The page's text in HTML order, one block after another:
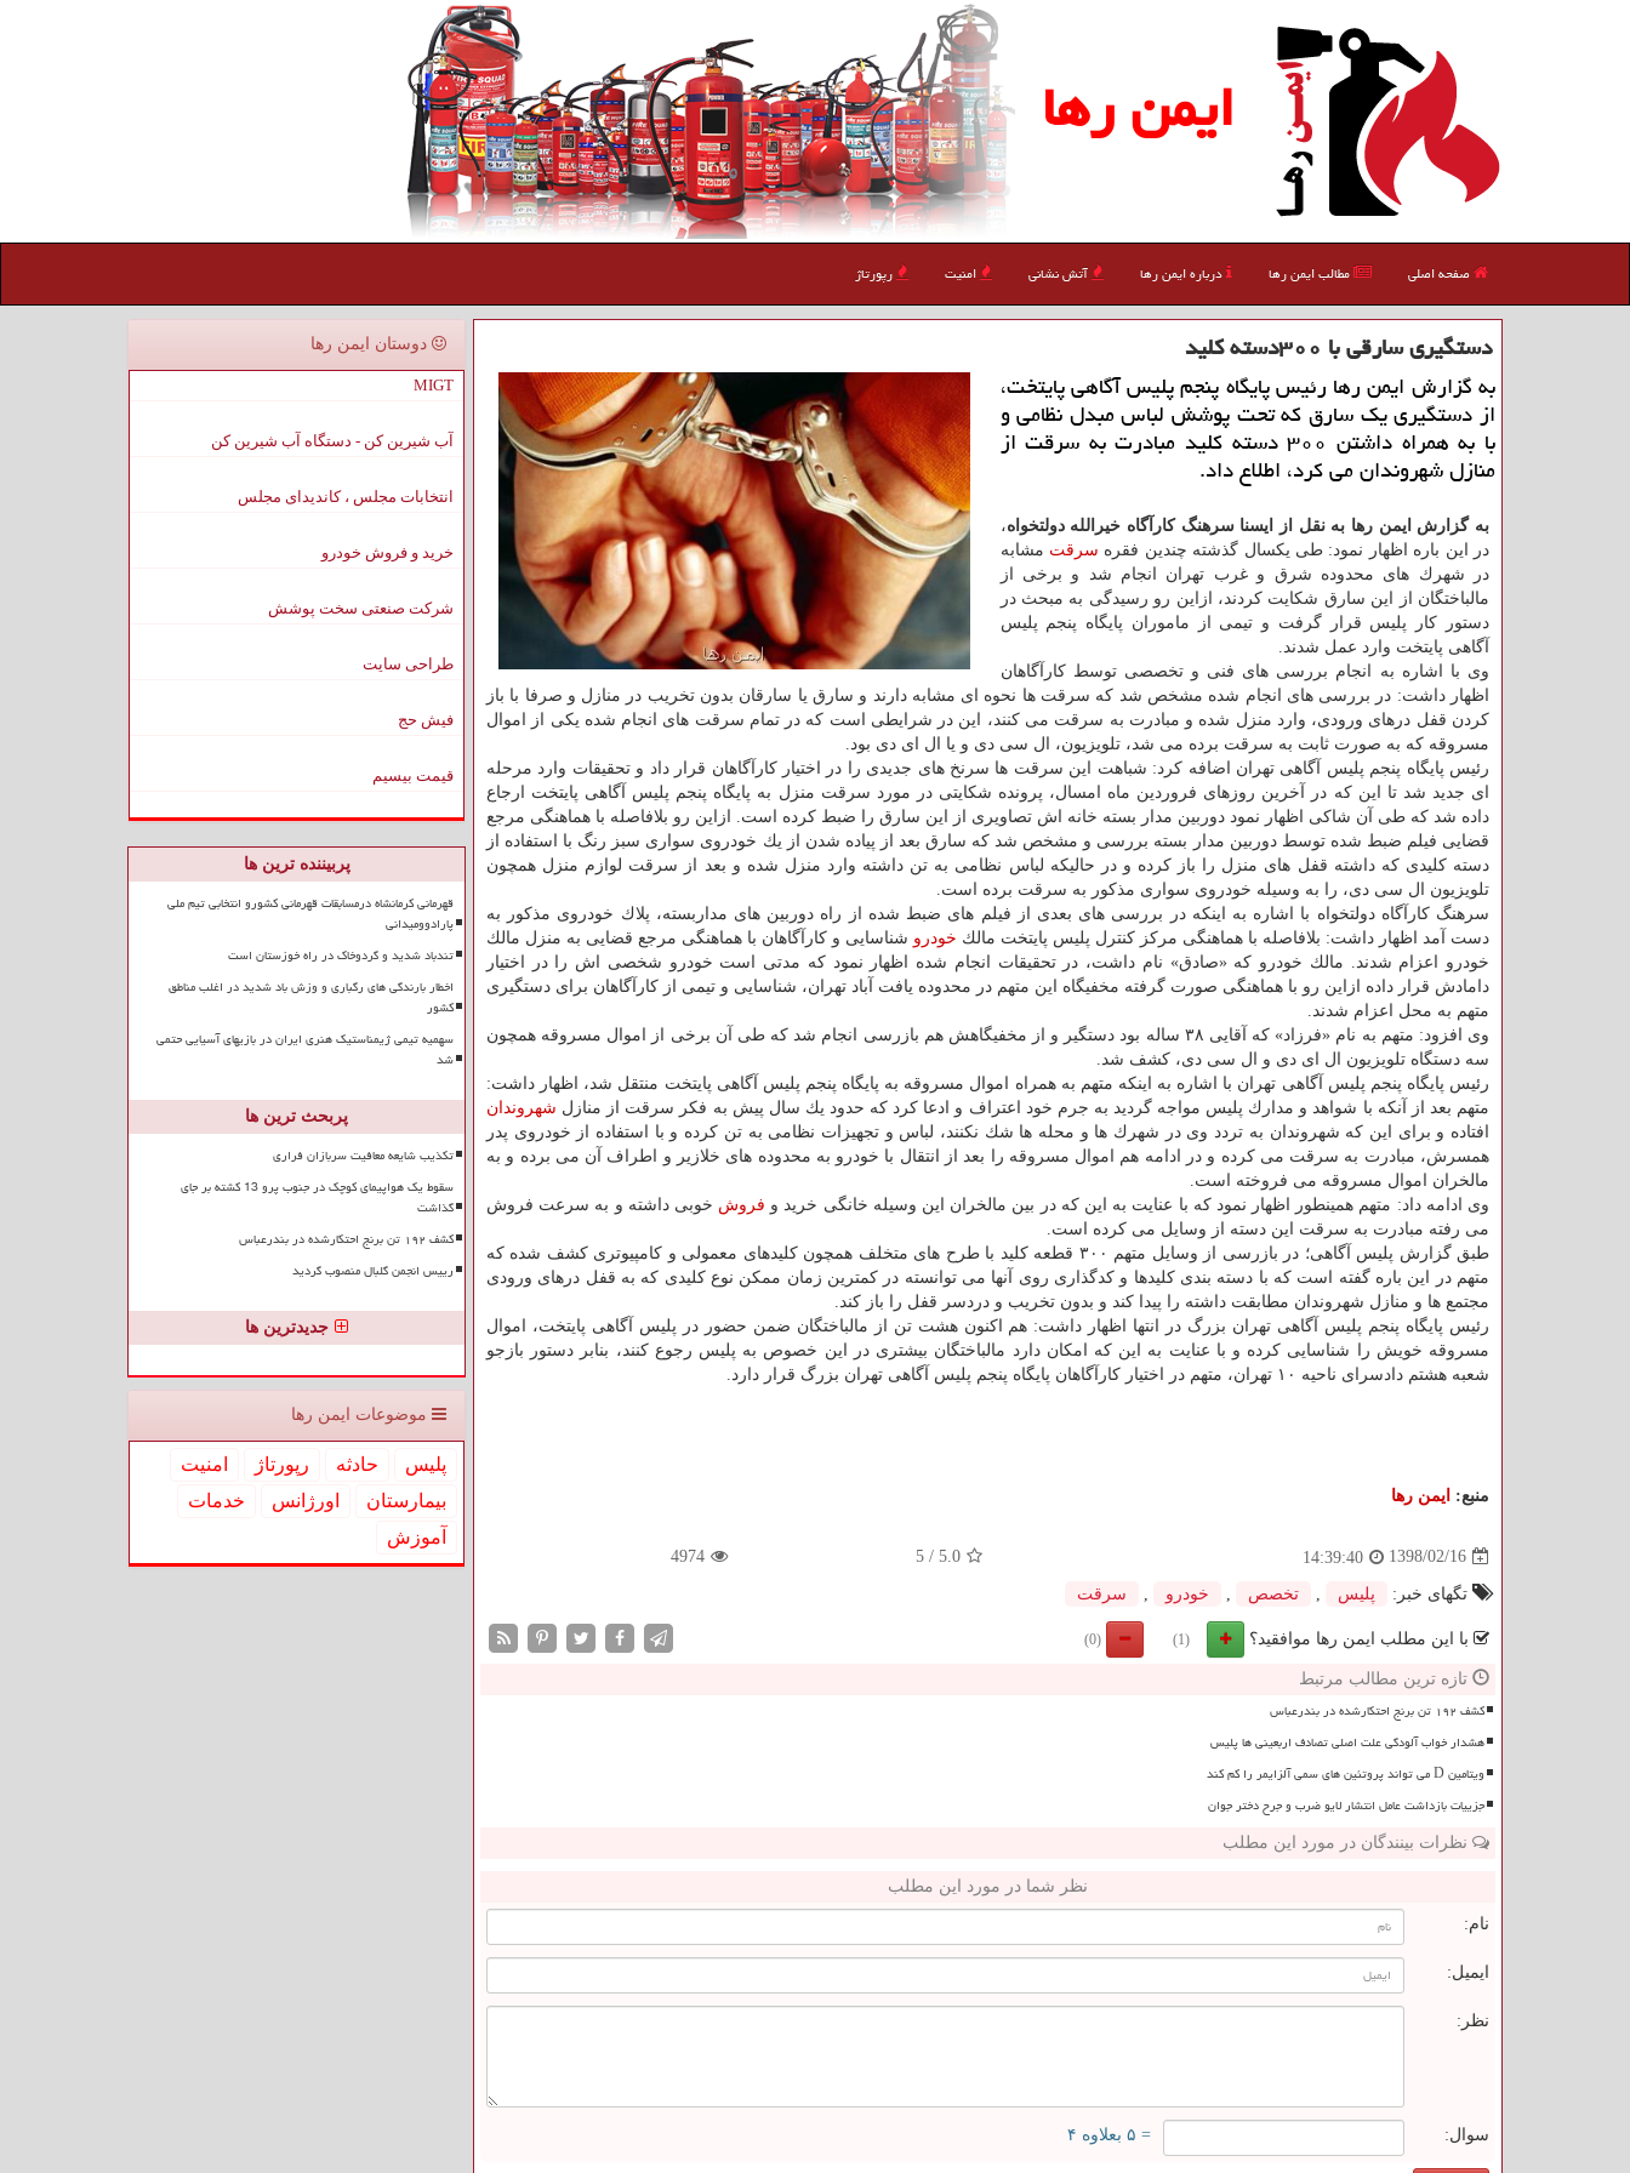
ایمن رها
صفحه اصلی مطالب ایمن رها درباره ایمن رها آتش نشانی امنیت رپورتاژ
دستگیری سارقی با ۳۰۰دسته كلید
به گزارش ایمن رها رئیس پایگاه پنجم پلیس آگاهی پایتخت،
از دستگیری یك سارق كه تحت پوشش لباس مبدل نظامی و
با به همراه داشتن ۳۰۰ دسته كلید مبادرت به سرقت از
منازل شهروندان می كرد، اطلاع داد.
به گزارش ایمن رها به نقل از ایسنا سرهنگ كارآگاه خیرالله دولتخواه،
در این باره اظهار نمود: طی یكسال گذشته چندین فقره سرقت مشابه
در شهرك های محدوده شرق و غرب تهران انجام شد و برخی از
مالباختگان از این سارق شكایت كردند، ازاین رو رسیدگی به مبحث در
دستور كار پلیس قرار گرفت و تیمی از ماموران پایگاه پنجم پلیس
آگاهی پایتخت وارد عمل شدند.
وی با اشاره به انجام بررسی های فنی و تخصصی توسط كارآگاهان
اظهار داشت: در بررسی های انجام شده مشخص شد كه سرقت ها نحوه ای مشابه دارند و سارق یا سارقان بدون تخریب در منازل و صرفا با باز
كردن قفل درهای ورودی، وارد منزل شده و مبادرت به سرقت می كنند، این در شرایطی است كه در تمام سرقت های انجام شده یكی از اموال
مسروقه كه به صورت ثابت به سرقت برده می شد، تلویزیون، ال سی دی و یا ال ای دی بود.
رئیس پایگاه پنجم پلیس آگاهی تهران اضافه كرد: شباهت این سرقت ها سرنخ های جدیدی را در اختیار كارآگاهان قرار داد و تحقیقات وارد مرحله
ای جدید شد تا این كه در آخرین روزهای فروردین ماه امسال، پرونده شكایتی در مورد سرقت منزل به پایگاه پنجم پلیس آگاهی پایتخت ارجاع
داده شد كه طی آن شاكی اظهار نمود دوربین مدار بسته خانه اش تصاویری از این سارق را ضبط كرده است. ازاین رو بلافاصله با هماهنگی مرجع
قضایی فیلم ضبط شده توسط دوربین مدار بسته بررسی و مشخص شد كه سارق بعد از پیاده شدن از یك خودروی سواری سبز رنگ با استفاده از
دسته كلیدی كه داشته قفل های منزل را باز كرده و در حالیكه لباس نظامی به تن داشته وارد منزل شده و بعد از سرقت لوازم منزل همچون
تلویزیون ال سی دی، را به وسیله خودروی سواری مذكور به سرقت برده است.
سرهنگ كارآگاه دولتخواه با اشاره به اینكه در بررسی های بعدی از فیلم های ضبط شده از راه دوربین های مداربسته، پلاك خودروی مذكور به
دست آمد اظهار داشت: بلافاصله با هماهنگی مركز كنترل پلیس پایتخت مالك خودرو شناسایی و كارآگاهان با هماهنگی مرجع قضایی به منزل مالك
خودرو اعزام شدند. مالك خودرو كه «صادق» نام داشت، در تحقیقات انجام شده اظهار نمود كه مدتی است خودرو شخصی اش را در اختیار
دامادش قرار داده ازاین رو با هماهنگی صورت گرفته مخفیگاه این متهم در محدوده یافت آباد تهران، شناسایی و تیمی از كارآگاهان برای دستگیری
متهم به محل اعزام شدند.
وی افزود: متهم به نام «فرزاد» كه آقایی ۳۸ ساله بود دستگیر و از مخفیگاهش هم بازرسی انجام شد كه طی آن برخی از اموال مسروقه همچون
سه دستگاه تلویزیون ال ای دی و ال سی دی، كشف شد.
رئیس پایگاه پنجم پلیس آگاهی تهران با اشاره به اینكه متهم به همراه اموال مسروقه به پایگاه پنجم پلیس آگاهی پایتخت منتقل شد، اظهار داشت:
متهم بعد از آنكه با شواهد و مدارك پلیس مواجه گردید به جرم خود اعتراف و ادعا كرد كه حدود یك سال پیش به فكر سرقت از منازل شهروندان
افتاده و برای این كه شهروندان به تردد وی در شهرك ها و محله ها شك نكنند، لباس و تجهیزات نظامی به تن كرده و با استفاده از خودروی پدر
همسرش، مبادرت به سرقت می كرده و در ادامه هم اموال مسروقه را بعد از انتقال با خودرو به محدوده های خلازیر و اطراف آن می برده و به
مالخران اموال مسروقه می فروخته است.
وی ادامه داد: متهم همینطور اظهار نمود كه با عنایت به این كه در بین مالخران این وسیله خانگی خرید و فروش خوبی داشته و به سرعت فروش
می رفته مبادرت به سرقت این دسته از وسایل می كرده است.
طبق گزارش پلیس آگاهی؛ در بازرسی از وسایل متهم ۳۰۰ قطعه كلید با طرح های متخلف همچون كلیدهای معمولی و كامپیوتری كشف شده كه
متهم در این باره گفته است كه با دسته بندی كلیدها و كدگذاری روی آنها می توانسته در كمترین زمان ممكن نوع كلیدی كه به قفل درهای ورودی
مجتمع ها و منازل شهروندان مطابقت داشته را پیدا كند و بدون تخریب و دردسر قفل را باز كند.
رئیس پایگاه پنجم پلیس آگاهی تهران بزرگ در انتها اظهار داشت: هم اكنون هشت تن از مالباختگان ضمن حضور در پلیس آگاهی پایتخت، اموال
مسروقه خویش را شناسایی كرده و با عنایت به این كه امكان دارد مالباختگان بیشتری در این خصوص به پلیس رجوع كنند، بنابر دستور بازجو
شعبه هشتم دادسرای ناحیه ۱۰ تهران، متهم در اختیار كارآگاهان پایگاه پنجم پلیس آگاهی تهران بزرگ قرار دارد.
منبع: ایمن رها
1398/02/16
14:39:40
5.0
/
5
4974
تگهای خبر: پلیس تخصص خودرو سرقت
با این مطلب ایمن رها موافقید؟ (1)
(0)
تازه ترین مطالب مرتبط
کشف ۱۹۲ تن برنج احتکارشده در بندرعباس
هشدار خواب آلودگی علت اصلی تصادف اربعینی ها پلیس
ویتامین D می تواند پروتئین های سمی آلزایمر را کم کند
جزییات بازداشت عامل انتشار لایو ضرب و جرح دختر جوان
نظرات بینندگان در مورد این مطلب
نظر شما در مورد این مطلب
نام:
ایمیل:
نظر:
سوال: = ۵ بعلاوه ۴
دوستان ایمن رها
MIGT
آب شیرین کن - دستگاه آب شیرین کن
انتخابات مجلس ، کاندیدای مجلس
خرید و فروش خودرو
شرکت صنعتی سخت پوشش
طراحی سایت
فیش حج
قیمت بیسیم
پربیننده ترین ها
قهرمانی کرمانشاه درمسابقات قهرمانی کشورو انتخابی تیم ملی
پارادوومیدانی
تندباد شدید و گردوخاک در راه خوزستان است
اخطار بارندگی های رگباری و وزش باد شدید در اغلب مناطق
کشور
سهمیه تیمی ژیمناستیک هنری ایران در بازیهای آسیایی حتمی
شد
پربحث ترین ها
تکذیب شایعه معافیت سربازان فراری
سقوط یک هواپیمای کوچک در جنوب پرو 13 کشته بر جای
گذاشت
کشف ۱۹۲ تن برنج احتکارشده در بندرعباس
رییس انجمن گلبال منصوب گردید
جدیدترین ها
موضوعات ایمن رها
پلیس حادثه رپورتاژ
امنیت
بیمارستان
اورژانس
خدمات
آموزش